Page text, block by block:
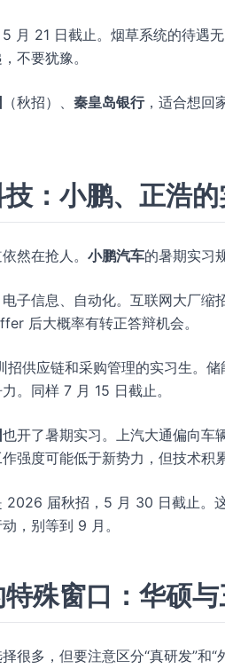
5 月 21 日截止。烟草系统的待遇
不要犹豫。
（秋招）、 秦皇岛银行，适合想回
：小鹏、正浩
然在抢人。 小鹏汽车的暑期实习
子信息、自动化。互联网大厂缩
后大概率有转正答辩机会。
招供应链和采购管理的实习生。
。同样 7 月 15 日截止。
也开了暑期实习。上汽大通偏向车
强度可能低于新势力，但技术积
2026 届秋招，5 月 30 日截止。
，别等到 9 月。
殊窗口：华硕
很多，但要注意区分“真研发”和“